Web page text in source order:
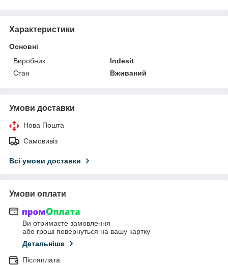
Характеристики
Основні
Виробник
Indesit
Стан
Вживаний
Умови доставки
Нова Пошта
Самовивіз
Всі умови доставки
Умови оплати
Ви отримаєте замовлення
або гроші повернуться на вашу картку
Детальніше
Післяплата